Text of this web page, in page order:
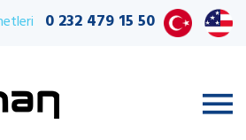
0 232 479 15 50